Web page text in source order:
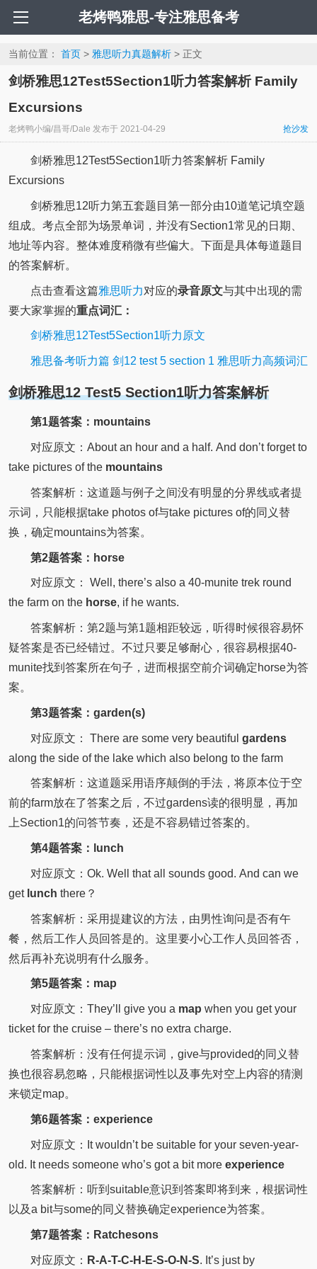
老烤鸭雅思-专注雅思备考
当前位置： 首页> 雅思听力真题解析> 正文
剑桥雅思12Test5Section1听力答案解析 Family
Excursions
老烤鸭小编/昌哥/Dale 发布于 2021-04-29 抢沙发
剑桥雅思12Test5Section1听力答案解析 Family
Excursions
剑桥雅思12听力第五套题目第一部分由10道笔记填空题
组成。考点全部为场景单词，并没有Section1常见的日期、
地址等内容。整体难度稍微有些偏大。下面是具体每道题目
的答案解析。
点击查看这篇雅思听力对应的录音原文与其中出现的需
要大家掌握的重点词汇：
剑桥雅思12Test5Section1听力原文
雅思备考听力篇 剑12 test 5 section 1 雅思听力高频词汇
剑桥雅思12 Test5 Section1听力答案解析
第1题答案：mountains
对应原文： About an hour and a half. And don’t forget to
take pictures of the mountains
答案解析：这道题与例子之间没有明显的分界线或者提
示词，只能根据take photos of与take pictures of的同义替
换，确定mountains为答案。
第2题答案：horse
对应原文： Well, there’s also a 40-munite trekround
the farm on thehorse, if he wants.
答案解析：第2题与第1题相距较远，听得时候很容易怀
疑答案是否已经错过。不过只要足够耐心，很容易根据40-
munite找到答案所在句子，进而根据空前介词确定horse为答
案。
第3题答案：garden(s)
对应原文： There are some very beautiful gardens
along the side of the lake which also belong to the farm
答案解析：这道题采用语序颠倒的手法，将原本位于空
前的farm放在了答案之后，不过gardens读的很明显，再加
上Section1的问答节奏，还是不容易错过答案的。
第4题答案：lunch
对应原文： Ok. Well that all sounds good. And can we
get lunch there？
答案解析：采用提建议的方法，由男性询问是否有午
餐，然后工作人员回答是的。这里要小心工作人员回答否，
然后再补充说明有什么服务。
第5题答案：map
对应原文：They’ll give you a map when you get your
ticket for the cruise– there’s no extra charge.
答案解析：没有任何提示词，give与provided的同义替
换也很容易忽略，只能根据词性以及事先对空上内容的猜测
来锁定map。
第6题答案：experience
对应原文：
It wouldn’t be suitable for your seven-year-
old. It needs someone who’s got a bit moreexperience
答案解析：听到suitable意识到答案即将到来，根据词性
以及a bit与some的同义替换确定experience为答案。
第7题答案：Ratchesons
对应原文： R-A-T-C-H-E-S-O-N-S. It’s just by